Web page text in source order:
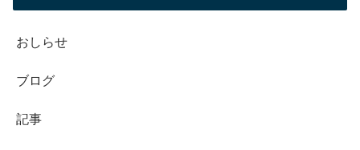
おしらせ
ブログ
記事